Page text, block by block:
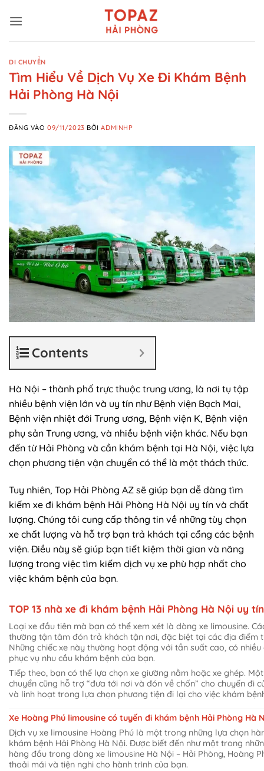
qua
DI CHUYỂN
Tìm Hiểu Về Dịch Vụ Xe Đi Khám Bệnh
Hải Phòng Hà Nội
ĐĂNG VÀO09/11/2023 BỞIADMINHP
Contents
Hà Nội – thành phố trực thuộc trung ương, là nơi tụ tập
nhiều bệnh viện lớn và uy tín như Bệnh viện Bạch Mai,
Bệnh viện nhiệt đới Trung ương, Bệnh viện K, Bệnh viện
phụ sản Trung ương, và nhiều bệnh viện khác. Nếu bạn
đến từ Hải Phòng và cần khám bệnh tại Hà Nội, việc lựa
chọn phương tiện vận chuyển có thể là một thách thức.
Tuy nhiên, Top Hải Phòng AZ sẽ giúp bạn dễ dàng tìm
kiếm xe đi khám bệnh Hải Phòng Hà Nội uy tín và chất
lượng. Chúng tôi cung cấp thông tin về những tùy chọn
xe chất lượng và hỗ trợ bạn trả khách tại cổng các bệnh
viện. Điều này sẽ giúp bạn tiết kiệm thời gian và năng
lượng trong việc tìm kiếm dịch vụ xe phù hợp nhất cho
việc khám bệnh của bạn.
TOP 13 nhà xe đi khám bệnh Hải Phòng Hà Nội uy tín
Loại xe đầu tiên mà bạn có thể xem xét là dòng xe limousine.
thường tận tâm đón trả khách tận nơi, đặc biệt tại các địa điểm
Những chiếc xe này thường hoạt động với tần suất cao, có
phục vụ nhu cầu khám bệnh của bạn.
Tiếp theo, bạn có thể lựa chọn xe giường nằm hoặc xe ghép.
chuyển cũng hỗ trợ “đưa tới nơi và đón về chốn” cho chuyến đi
và linh hoạt trong lựa chọn phương tiện đi lại cho việc khám
Xe Hoàng Phú limousine có tuyến đi khám bệnh Hải Phòng Hà
Dịch vụ xe limousine Hoàng Phú là một trong những lựa chọn
khám bệnh Hải Phòng Hà Nội. Được biết đến như một trong
hàng đầu trong dòng xe limousine Hà Nội – Hải Phòng, Hoàng
thoải mái và tiện nghi cho hành trình của bạn.